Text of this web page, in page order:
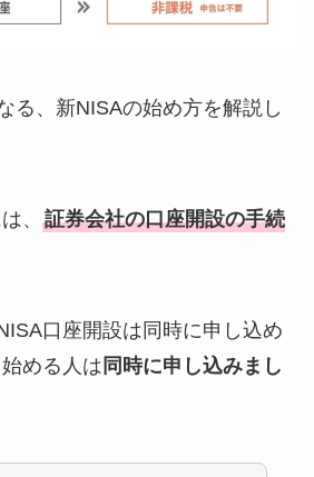
る、新NISAの始め方を解説し
、 証券会社の口座開設の手続
口座開設は同時に申し込め
める人は 同時に申し込みまし